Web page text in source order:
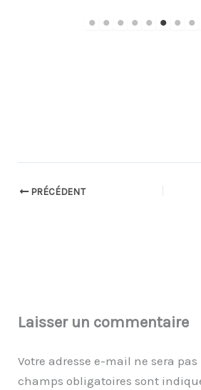
PRÉCÉDENT
Laisser un commentaire
Votre adresse e-mail ne sera
champs obligatoires sont